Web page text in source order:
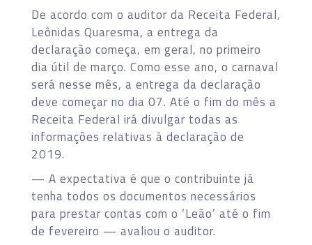
De acordo com o auditor da Receita Federal,
Leônidas Quaresma, a entrega da
declaração começa, em geral, no primeiro
dia útil de março. Como esse ano, o carnaval
será nesse mês, a entrega da declaração
deve começar no dia 07. Até o fim do mês a
Receita Federal irá divulgar todas as
informações relativas à declaração de
2019.
— A expectativa é que o contribuinte já
tenha todos os documentos necessários
para prestar contas com o ‘Leão’ até o fim
de fevereiro — avaliou o auditor.